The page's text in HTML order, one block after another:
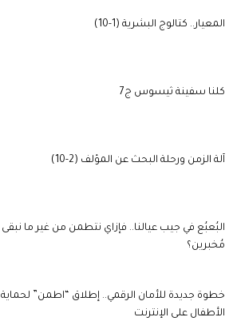
المعيار.. كتالوج البشرية (1-10)
كلنا سفينة ثيسوس ج7
آلة الزمن ورحلة البحث عن المؤلف (2-10)
البُعبُع في جيب عيالنا.. فإزاي نتطمن من غير ما نبقى
مُخبرين؟
خطوة جديدة للأمان الرقمي.. إطلاق “اطمن” لحماية
الأطفال على الإنترنت